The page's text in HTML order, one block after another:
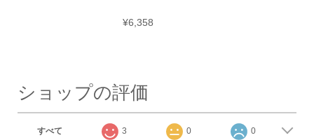
¥6,358
ショップの評価
すべて 3 0 0